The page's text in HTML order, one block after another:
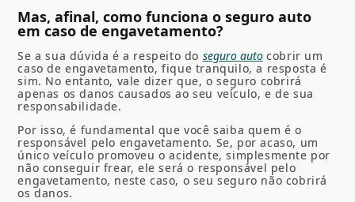
Mas, afinal, como funciona o seguro auto
em caso de engavetamento?
Se a sua dúvida é a respeito do seguro autocobrir um
caso de engavetamento, fique tranquilo, a resposta é
sim. No entanto, vale dizer que, o seguro cobrirá
apenas os danos causados ao seu veículo, e de sua
responsabilidade.
Por isso, é fundamental que você saiba quem é o
responsável pelo engavetamento. Se, por acaso, um
único veículo promoveu o acidente, simplesmente por
não conseguir frear, ele será o responsável pelo
engavetamento, neste caso, o seu seguro não cobrirá
os danos.